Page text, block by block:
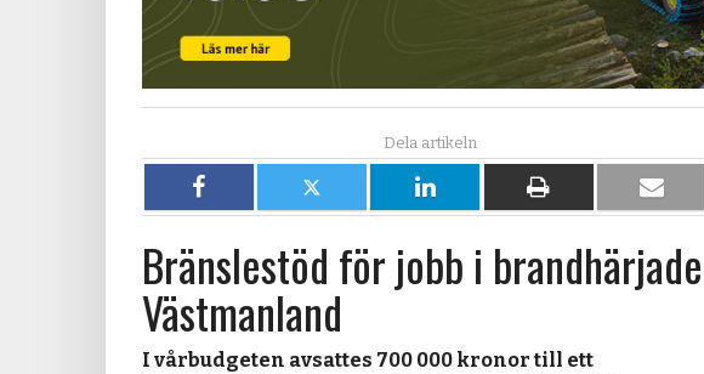
Dela
på
Facebook
Dela
på
X
Dela
på
LinkedIn
Dela
på
papper
Dela
per
e-
post
Bränslestöd för jobb i brandhärjade
Västmanland
I vårbudgeten avsattes 700 000 kronor till ett